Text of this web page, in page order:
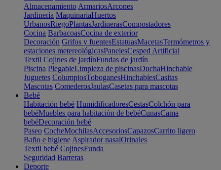
Almacenamiento ArmariosArcones
Jardinería MaquinariaHuertos
UrbanosRiegoPlantasJardinerasCompostadores
Cocina BarbacoasCocina de exterior
Decoración Grifos y fuentesEstatuasMacetasTermómetros y
estaciones metereológicasPanelesCesped Artificial
Textil Cojines de jardínFundas de jardín
Piscina PlegableLimpieza de piscinasDuchaHinchable
Juguetes ColumpiosToboganesHinchablesCasitas
Mascotas ComederosJaulasCasetas para mascotas
Bebé
Habitación bebé HumidificadoresCestasColchón para
bebéMuebles para habitación de bebéCunasCama
bebéDecoración bebé
Paseo CocheMochilasAccesoriosCapazosCarrito ligero
Baño e higiene Aspirador nasalOrinales
Textil bebé CojinesFunda
Seguridad Barreras
Deporte